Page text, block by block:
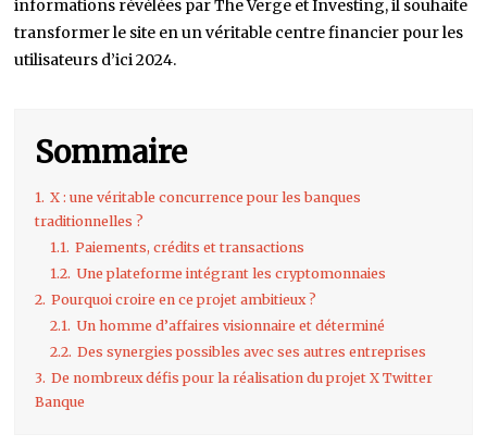
informations révélées par The Verge et Investing, il souhaite
transformer le site en un véritable centre financier pour les
utilisateurs d’ici 2024.
Sommaire
1. X : une véritable concurrence pour les banques
traditionnelles ?
1.1. Paiements, crédits et transactions
1.2. Une plateforme intégrant les cryptomonnaies
2. Pourquoi croire en ce projet ambitieux ?
2.1. Un homme d’affaires visionnaire et déterminé
2.2. Des synergies possibles avec ses autres entreprises
3. De nombreux défis pour la réalisation du projet X Twitter
Banque